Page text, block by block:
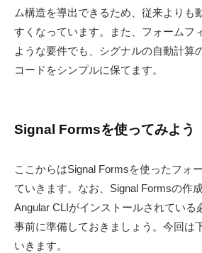
ム構造を導出できるため、従来よりも
すくなっています。また、フォームフ
ような要件でも、シグナルの自動計算
コードをシンプルに保てます。
Signal Formsを使ってみよう
ここからはSignal Formsを使ったフォ
ていきます。なお、Signal Formsの作
Angular CLIがインストールされている
事前に準備しておきましょう。今回は
いきます。